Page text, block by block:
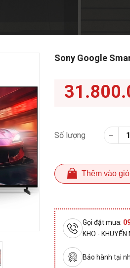
Sony Google
Số lượng
Thêm vào
Gọi đặt mua:
KHO - KHUYẾN
Bảo hành tại